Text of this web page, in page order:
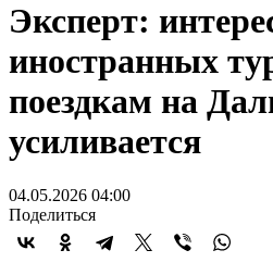
Эксперт:
иностранных
поездкам на
усиливается
04.05.2026 04:00
Поделиться